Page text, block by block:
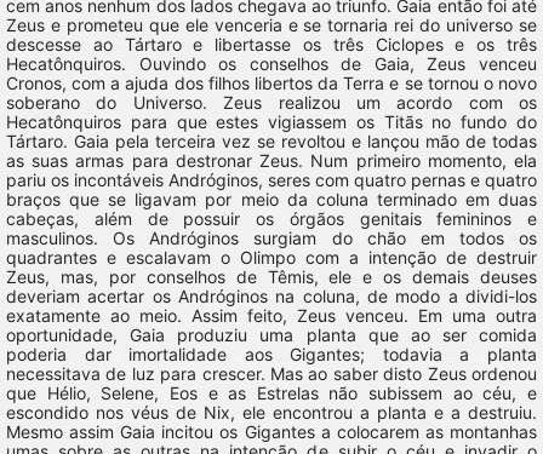
cem anos nenhum dos lados chegava ao triunfo. Gaia então foi até
Zeus e prometeu que ele venceria e se tornaria rei do universo se
descesse ao Tártaro e libertasse os três Ciclopes e os três
Hecatônquiros. Ouvindo os conselhos de Gaia, Zeus venceu
Cronos, com a ajuda dos filhos libertos da Terra e se tornou o novo
soberano do Universo. Zeus realizou um acordo com os
Hecatônquiros para que estes vigiassem os Titãs no fundo do
Tártaro. Gaia pela terceira vez se revoltou e lançou mão de todas
as suas armas para destronar Zeus. Num primeiro momento, ela
pariu os incontáveis Andróginos, seres com quatro pernas e quatro
braços que se ligavam por meio da coluna terminado em duas
cabeças, além de possuir os órgãos genitais femininos e
masculinos. Os Andróginos surgiam do chão em todos os
quadrantes e escalavam o Olimpo com a intenção de destruir
Zeus, mas, por conselhos de Têmis, ele e os demais deuses
deveriam acertar os Andróginos na coluna, de modo a dividi-los
exatamente ao meio. Assim feito, Zeus venceu. Em uma outra
oportunidade, Gaia produziu uma planta que ao ser comida
poderia dar imortalidade aos Gigantes; todavia a planta
necessitava de luz para crescer. Mas ao saber disto Zeus ordenou
que Hélio, Selene, Eos e as Estrelas não subissem ao céu, e
escondido nos véus de Nix, ele encontrou a planta e a destruiu.
Mesmo assim Gaia incitou os Gigantes a colocarem as montanhas